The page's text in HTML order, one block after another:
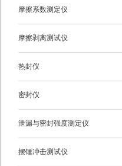
摩擦系数测定仪
摩擦剥离测试仪
热封仪
密封仪
泄漏与密封强度测定仪
摆锤冲击测试仪